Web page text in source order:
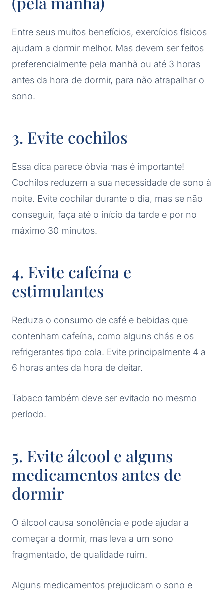
Entre seus muitos benefícios, exercícios físicos
ajudam a dormir melhor. Mas devem ser feitos
preferencialmente pela manhã ou até 3 horas
antes da hora de dormir, para não atrapalhar o
sono.
3. Evite cochilos
Essa dica parece óbvia mas é importante!
Cochilos reduzem a sua necessidade de sono à
noite. Evite cochilar durante o dia, mas se não
conseguir, faça até o início da tarde e por no
máximo 30 minutos.
4. Evite cafeína e
estimulantes
Reduza o consumo de café e bebidas que
contenham cafeína, como alguns chás e os
refrigerantes tipo cola. Evite principalmente 4 a
6 horas antes da hora de deitar.
Tabaco também deve ser evitado no mesmo
período.
5. Evite álcool e alguns
medicamentos antes de
dormir
O álcool causa sonolência e pode ajudar a
começar a dormir, mas leva a um sono
fragmentado, de qualidade ruim.
Alguns medicamentos prejudicam o sono e